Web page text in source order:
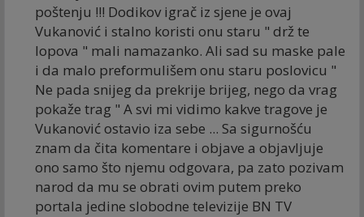
poštenju !!! Dodikov igrač iz sjene je ovaj
Vukanović i stalno koristi onu staru " drž te
lopova " mali namazanko. Ali sad su maske pale
i da malo preformulišem onu staru poslovicu "
Ne pada snijeg da prekrije brijeg, nego da vrag
pokaže trag " A svi mi vidimo kakve tragove je
Vukanović ostavio iza sebe ... Sa sigurnošću
znam da čita komentare i objave a objavljuje
ono samo što njemu odgovara, pa zato pozivam
narod da mu se obrati ovim putem preko
portala jedine slobodne televizije BN TV